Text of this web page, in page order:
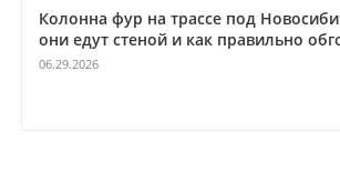
Колонна фур на трассе под
они едут стеной и как правильно
06.29.2026